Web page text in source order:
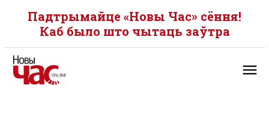
Падтрымайце «Новы Час» сёння!
Каб было што чытаць заўтра